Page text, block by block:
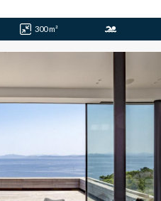
300 m²